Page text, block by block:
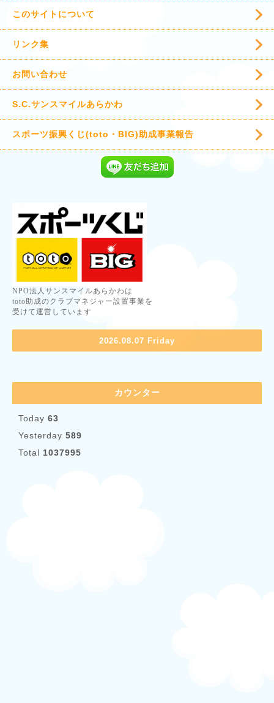
このサイトについて
リンク集
お問い合わせ
S.C.サンスマイルあらかわ
スポーツ振興くじ(toto・BIG)助成事業報告
NPO法人サンスマイルあらかわは
toto助成のクラブマネジャー設置事業を
受けて運営しています
2026.08.07 Friday
カウンター
Today 63
Yesterday 589
Total 1037995